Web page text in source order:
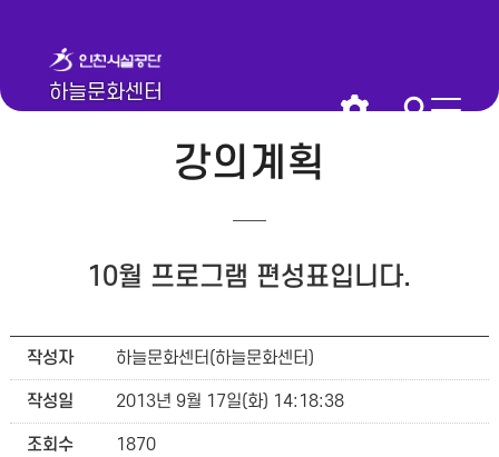
하늘문화센터
강의계획
10월 프로그램 편성표입니다.
작성자 하늘문화센터(하늘문화센터)
작성일 2013년 9월 17일(화) 14:18:38
조회수 1870